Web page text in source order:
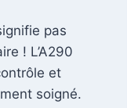
pas
! L’A290
et
soigné.